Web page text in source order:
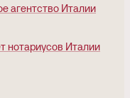
агентство Италии
нотариусов Италии